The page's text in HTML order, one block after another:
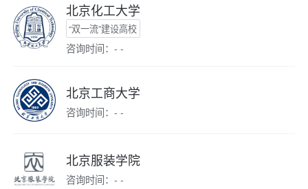
北京化工大学
“双一流”建设高校
咨询时间：- -
北京工商大学
咨询时间：- -
北京服装学院
咨询时间：- -